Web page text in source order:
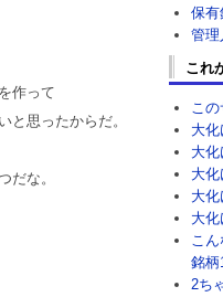
作って
と思ったからだ。
だな。
保有
管理
これ
こ
大
大
大
大
大
こ
銘柄
2ち